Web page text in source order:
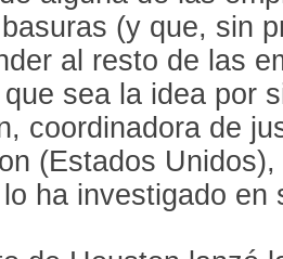
(y que, sin
al resto de las
sea la idea por
coordinadora de
(Estados
ha investigado en